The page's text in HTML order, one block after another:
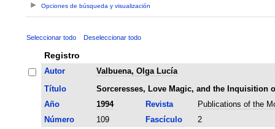
Opciones de búsqueda y visualización
Seleccionar todo Deseleccionar todo
Registro
Autor
Valbuena, Olga Lucía
Título
Sorceresses, Love Magic, and the Inquisition
Año
1994 Revista
Publications of the
Número
109 Fascículo
2